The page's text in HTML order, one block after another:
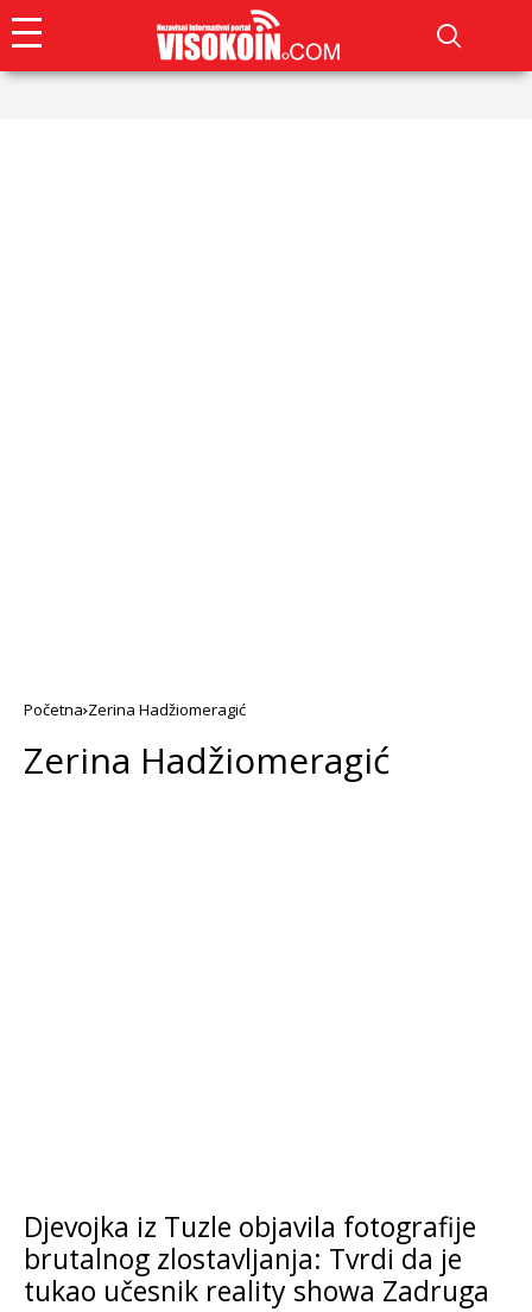
Početna Zerina Hadžiomeragić
Zerina Hadžiomeragić
Djevojka iz Tuzle objavila fotografije
brutalnog zlostavljanja: Tvrdi da je
tukao učesnik reality showa Zadruga